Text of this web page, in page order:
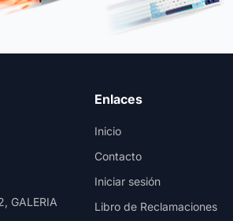
GALERIA
Enlaces
Inicio
Contacto
Iniciar sesión
Libro de Reclamaciones